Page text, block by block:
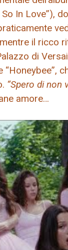
In Love”),
il ricco
di
“Spero di non
amore…